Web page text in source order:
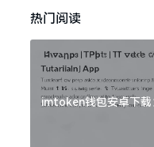
热门阅读
imtoken钱包安卓下载